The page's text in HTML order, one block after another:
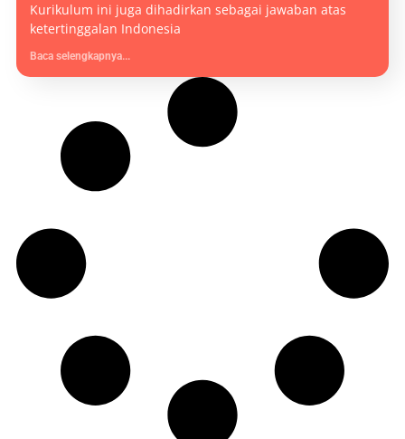
Kurikulum ini juga dihadirkan sebagai jawaban atas
ketertinggalan Indonesia
Baca selengkapnya...